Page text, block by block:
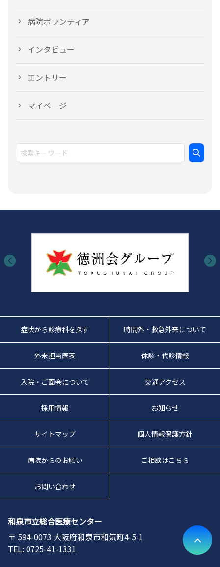
病院ボランティア
インタビュー
エントリー
マイページ
症状から診療科を探す 時間外・救急外来について
外来担当医表 休診・代診情報
入院・ご面会について 交通アクセス
採用情報 お知らせ
サイトマップ 個人情報保護方針
病院からのお願い ご相談はこちら
お問い合わせ
和泉市立総合医療センター
594-0073 大阪府和泉市和気町4-5-1
0725-41-1331